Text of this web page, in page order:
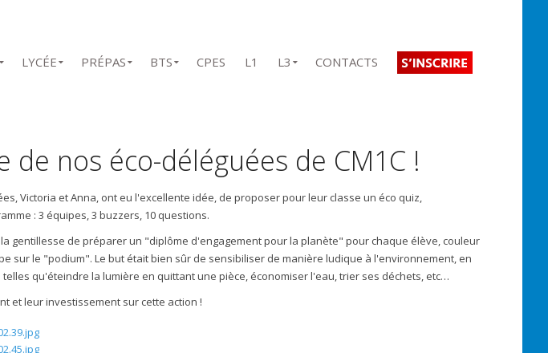
LYCÉE PRÉPAS BTS CPES L1 L3 CONTACTS
de nos éco-déléguées de CM1C !
Victoria et Anna, ont eu l'excellente idée, de proposer pour leur classe un éco quiz,
: 3 équipes, 3 buzzers, 10 questions.
gentillesse de préparer un "diplôme d'engagement pour la planète" pour chaque élève, couleur
sur le "podium". Le but était bien sûr de sensibiliser de manière ludique à l'environnement, en
qu'éteindre la lumière en quittant une pièce, économiser l'eau, trier ses déchets, etc…
et leur investissement sur cette action !